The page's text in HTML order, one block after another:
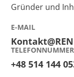
Gründer und
E-MAIL
TELEFONNUMMER
+48 514 144